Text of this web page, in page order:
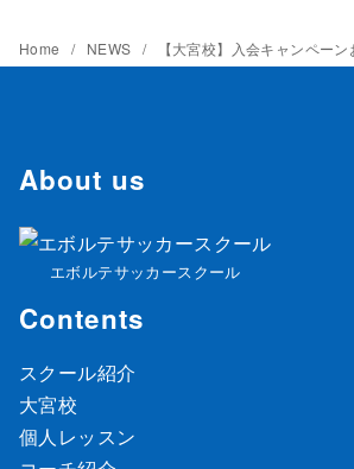
Home NEWS 【大宮校】入会キャンペーンお
About us
エボルテサッカースクール
Contents
スクール紹介
大宮校
個人レッスン